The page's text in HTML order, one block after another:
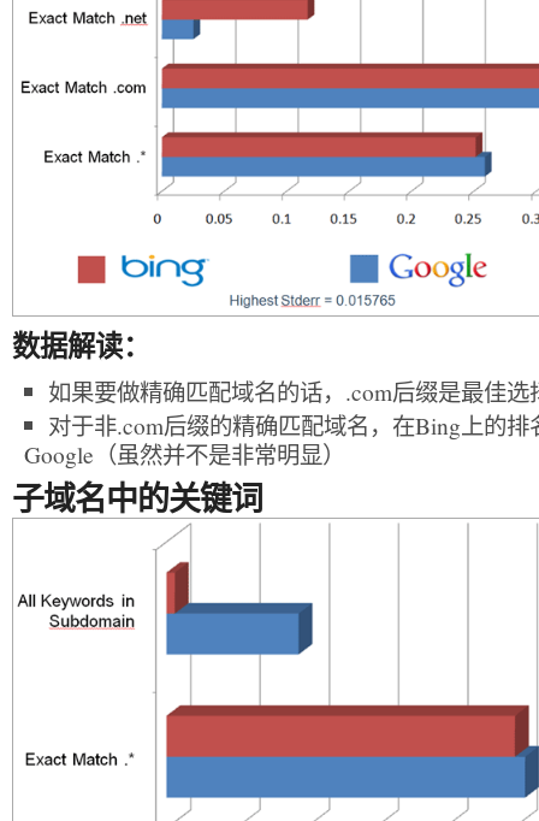
数据解读：
如果要做精确匹配域名的话，.com后缀是最佳选
对于非.com后缀的精确匹配域名，在Bing上的
Google（虽然并不是非常明显）
子域名中的关键词